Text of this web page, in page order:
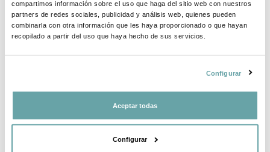
compartimos información sobre el uso que haga del sitio web con nuestros
partners de redes sociales, publicidad y análisis web, quienes pueden
combinarla con otra información que les haya proporcionado o que hayan
recopilado a partir del uso que haya hecho de sus servicios.
Configurar
Aceptar todas
Configurar
COMPARTIR